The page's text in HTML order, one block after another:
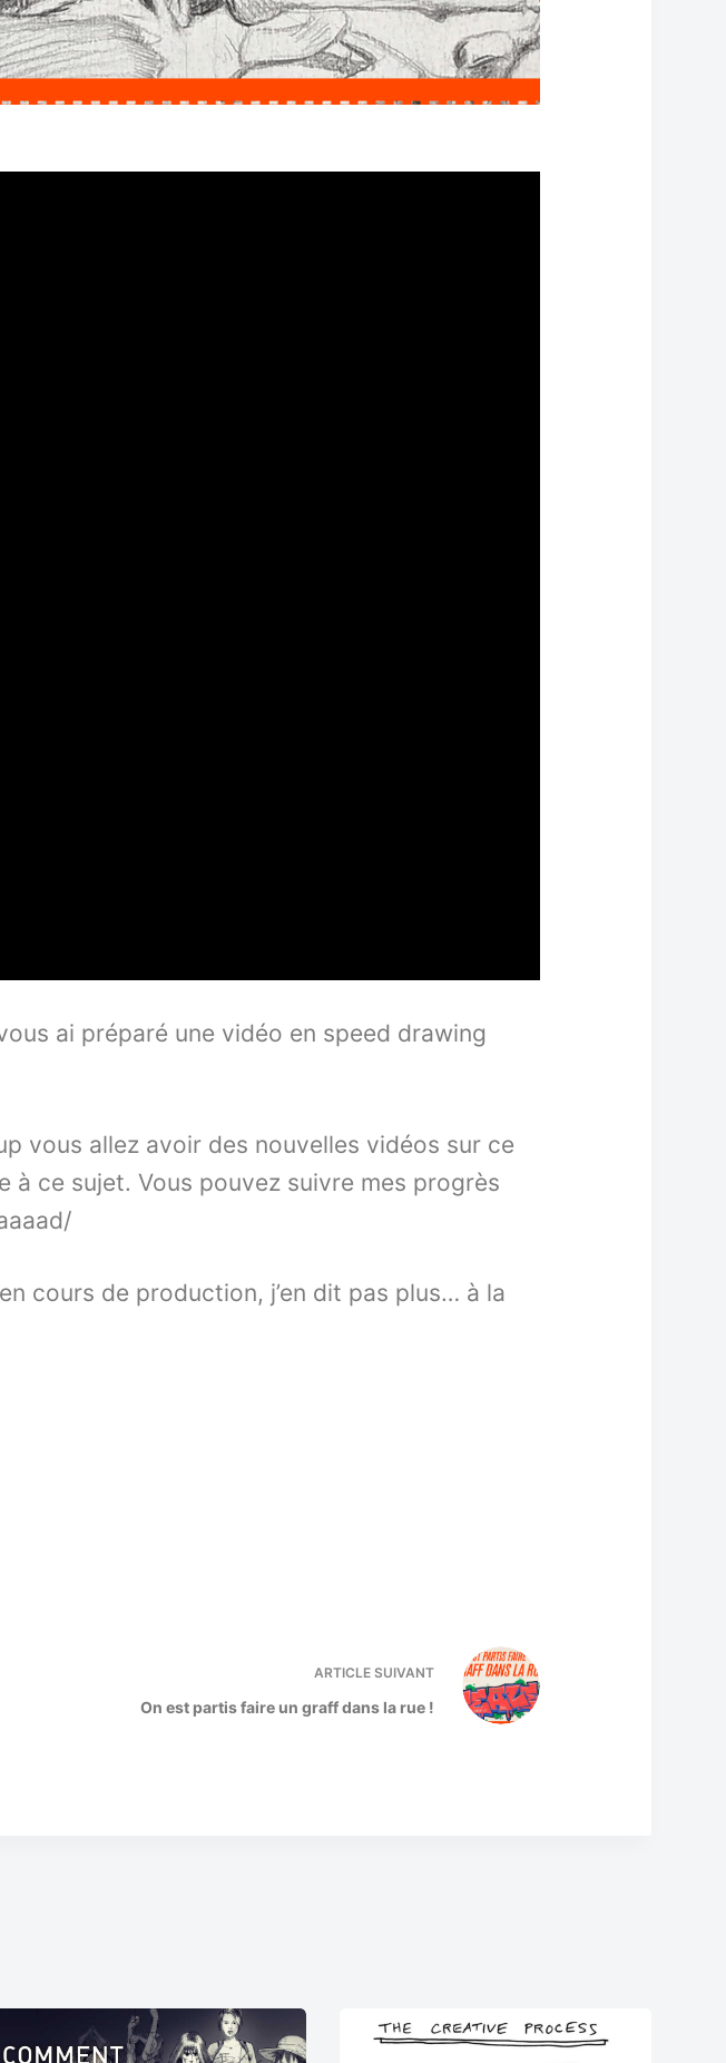
ai préparé une vidéo en speed drawing
vous allez avoir des nouvelles vidéos sur ce
ce sujet. Vous pouvez suivre mes progrès
cours de production, j’en dit pas plus… à la
ARTICLESUIVANT
On est partis faire un graff dans la rue !